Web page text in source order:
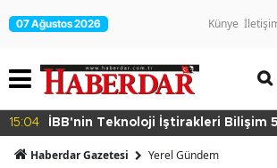
07 Ağustos 2026 Künye
15:04 İBB'nin Teknoloji İştirakleri Bilişim
Haberdar Gazetesi Yerel Gündem